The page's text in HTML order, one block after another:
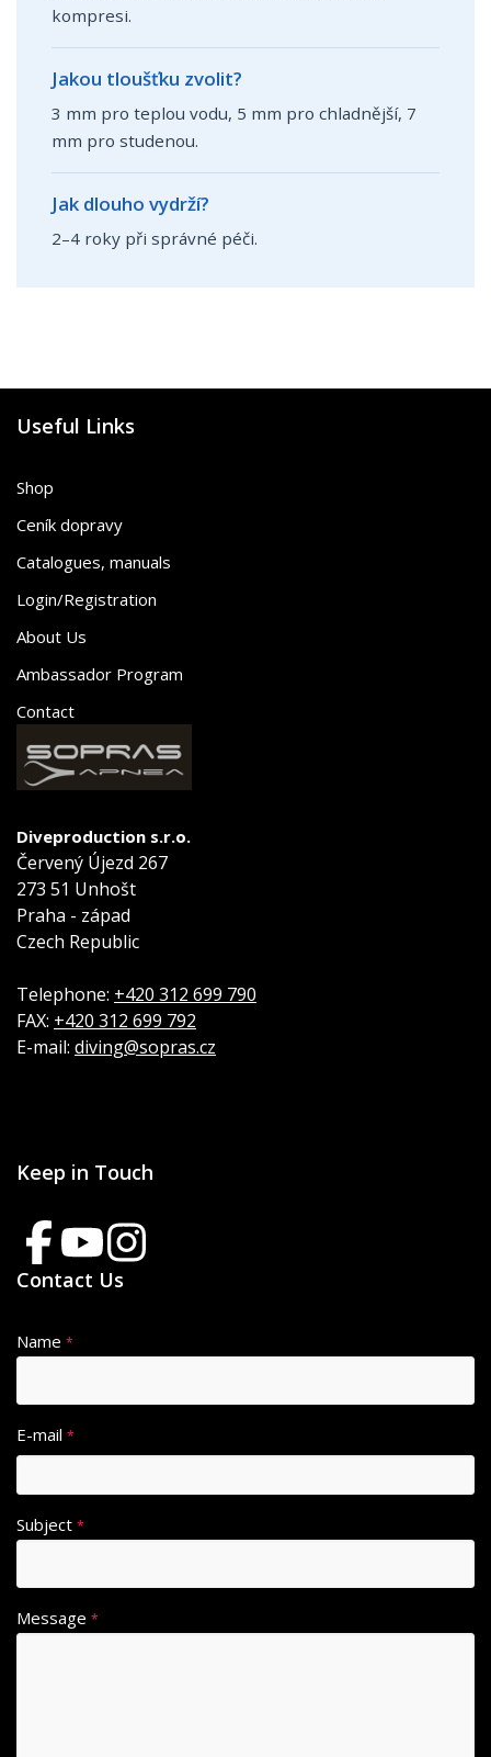
kompresi.
Jakou tloušťku zvolit?
3 mm pro teplou vodu, 5 mm pro chladnější, 7
mm pro studenou.
Jak dlouho vydrží?
2–4 roky při správné péči.
Useful Links
Shop
Ceník dopravy
Catalogues, manuals
Login/Registration
About Us
Ambassador Program
Contact
Diveproduction s.r.o.
Červený Újezd 267
273 51 Unhošt
Praha - západ
Czech Republic
Telephone: +420 312 699 790
FAX: +420 312 699 792
E-mail: diving@sopras.cz
Keep in Touch
Contact Us
Name *
E-mail *
Subject *
Message *